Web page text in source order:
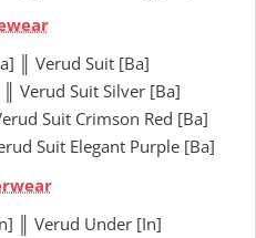
║ Verud Suit [Ba]
Verud Suit Silver [Ba]
Suit Crimson Red [Ba]
Suit Elegant Purple [Ba]
║ Verud Under [In]